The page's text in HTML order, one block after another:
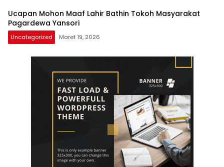
Ucapan Mohon Maaf Lahir Bathin Tokoh Masyarakat
Pagardewa Yansori
Uncategorized Maret 19, 2026